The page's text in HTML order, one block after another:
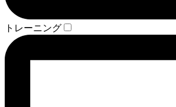
トレーニング